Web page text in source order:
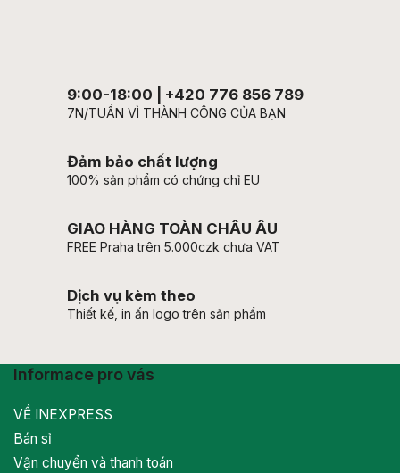
9:00-18:00 | +420 776 856 789
7N/TUẦN VÌ THÀNH CÔNG CỦA BẠN
Đảm bảo chất lượng
100% sản phẩm có chứng chỉ EU
GIAO HÀNG TOÀN CHÂU ÂU
FREE Praha trên 5.000czk chưa VAT
Dịch vụ kèm theo
Thiết kế, in ấn logo trên sản phẩm
Informace pro vás
VỀ INEXPRESS
Bán sỉ
Vận chuyển và thanh toán